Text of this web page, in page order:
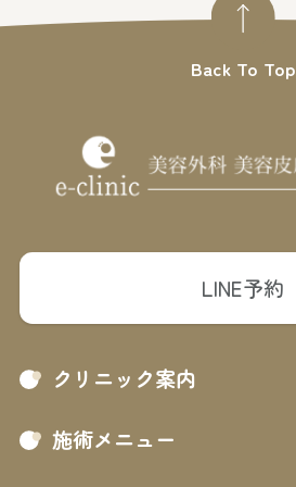
LINE予約
クリニック案内
施術メニュー
Back To Top